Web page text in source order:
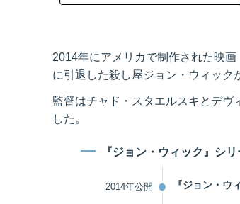
2014年にアメリカで制作された映
に引退した殺し屋ジョン・ウィック
監督はチャド・スタエルスキとデヴ
した。
『ジョン・ウィック』シ
2014年公開 『ジョン・ウ